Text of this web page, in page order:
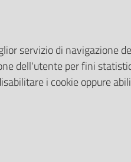
legale
Pretorio
Policy
Misure PNRR
servizio di navigazione
dell'utente per fini
i cookie oppure